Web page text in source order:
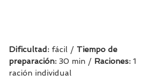
Dificultad: fácil / Tiempo de
preparación: 30 min / Raciones: 1
ración individual